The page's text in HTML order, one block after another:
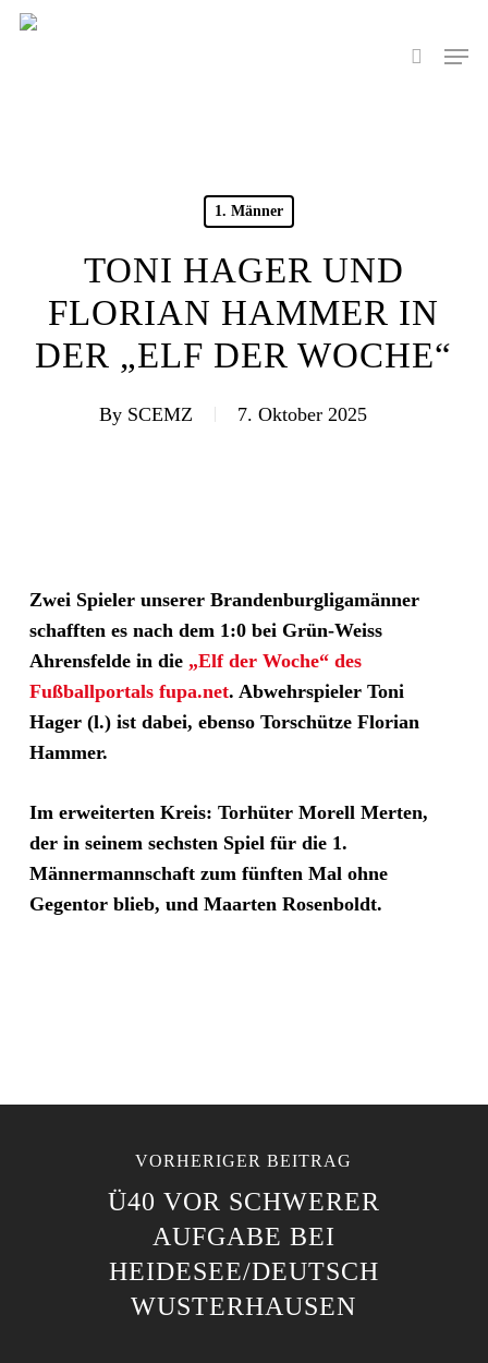
Skip
search
Menu
1. Männer
TONI HAGER UND
FLORIAN HAMMER IN
DER „ELF DER WOCHE“
By SCEMZ 7. Oktober 2025
Zwei Spieler unserer Brandenburgligamänner
schafften es nach dem 1:0 bei Grün-Weiss
Ahrensfelde in die „Elf der Woche“ des
Fußballportals fupa.net. Abwehrspieler Toni
Hager (l.) ist dabei, ebenso Torschütze Florian
Hammer.
Im erweiterten Kreis: Torhüter Morell Merten,
der in seinem sechsten Spiel für die 1.
Männermannschaft zum fünften Mal ohne
Gegentor blieb, und Maarten Rosenboldt.
VORHERIGER BEITRAG
Ü40 VOR SCHWERER
AUFGABE BEI
HEIDESEE/DEUTSCH
WUSTERHAUSEN